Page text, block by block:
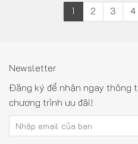
1 2 3 4
Newsletter
Đăng ký để nhận ngay thông
chương trình ưu đãi!